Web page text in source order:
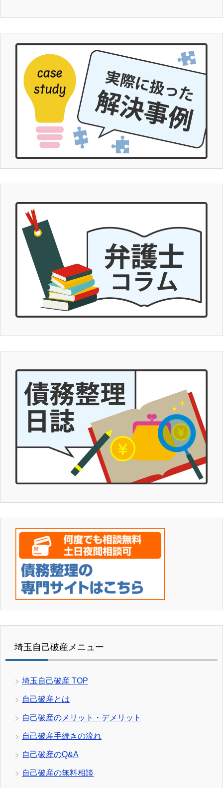
埼玉自己破産メニュー
埼玉自己破産 TOP
自己破産とは
自己破産のメリット・デメリット
自己破産手続きの流れ
自己破産のQ&A
自己破産の無料相談